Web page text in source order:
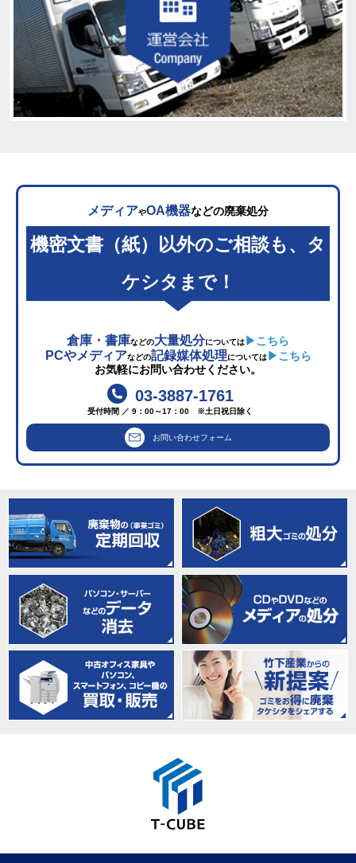
メディアやOA機器などの廃棄処分
機密文書（紙）以外のご相談も、タ
ケシタまで！
倉庫・書庫などの大量処分については ▶こちら
PCやメディアなどの記録媒体処理については▶こちら
お気軽にお問い合わせください。
03-3887-1761
受付時間 ／ 9：00～17：00 ※土日祝日除く
お問い合わせフォーム